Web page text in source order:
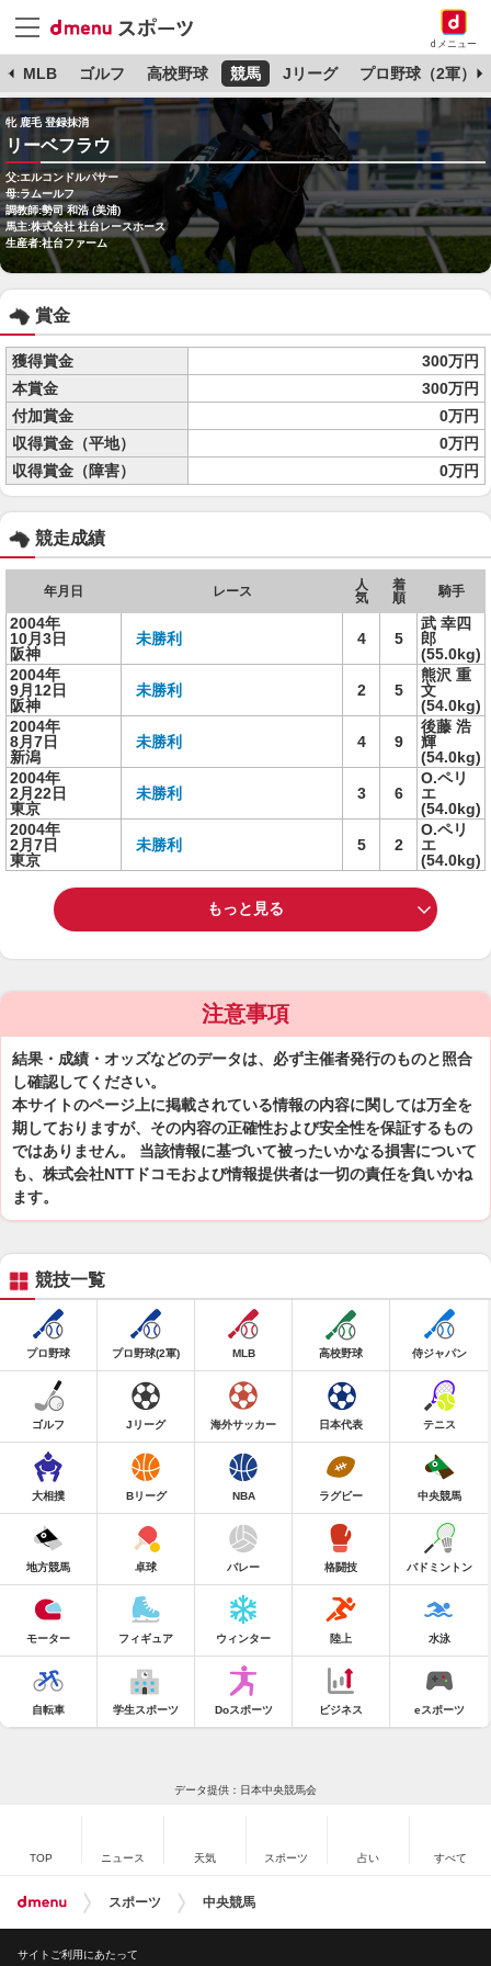
dメニュー
MLB ゴルフ 高校野球 競馬 Jリーグ プロ野球（2軍）
牝 鹿毛 登録抹消
リーベフラウ
父:エルコンドルパサー
母:ラムールフ
調教師:勢司 和浩 (美浦)
馬主:株式会社 社台レースホース
生産者:社台ファーム
賞金
獲得賞金
300万円
本賞金
300万円
付加賞金
0万円
収得賞金（平地）
0万円
収得賞金（障害）
0万円
競走成績
年月日 レース
人
気
着
順
騎手
2004年
10月3日
阪神
未勝利 4 5
武 幸四
郎
(55.0kg)
2004年
9月12日
阪神
未勝利 2 5
熊沢 重
文
(54.0kg)
2004年
8月7日
新潟
未勝利 4 9
後藤 浩
輝
(54.0kg)
2004年
2月22日
東京
未勝利 3 6
O.ペリ
エ
(54.0kg)
2004年
2月7日
東京
未勝利 5 2
O.ペリ
エ
(54.0kg)
もっと見る
注意事項
結果・成績・オッズなどのデータは、必ず主催者発行のものと照合
し確認してください。
本サイトのページ上に掲載されている情報の内容に関しては万全を
期しておりますが、その内容の正確性および安全性を保証するもの
ではありません。 当該情報に基づいて被ったいかなる損害について
も、株式会社NTTドコモおよび情報提供者は一切の責任を負いかね
ます。
競技一覧
プロ野球 プロ野球(2軍) MLB 高校野球 侍ジャパン
ゴルフ Jリーグ 海外サッカー 日本代表 テニス
大相撲 Bリーグ NBA ラグビー 中央競馬
地方競馬 卓球 バレー 格闘技 バドミントン
モーター フィギュア ウィンター 陸上 水泳
自転車 学生スポーツ Doスポーツ ビジネス eスポーツ
データ提供：日本中央競馬会
TOP ニュース 天気 スポーツ 占い すべて
スポーツ 中央競馬
サイトご利用にあたって